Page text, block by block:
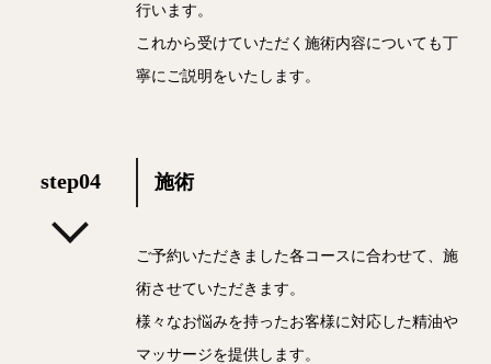
行います。
これから受けていただく施術内容についても丁
寧にご説明をいたします。
step04 施術
ご予約いただきました各コースに合わせて、施
術させていただきます。
様々なお悩みを持ったお客様に対応した精油や
マッサージを提供します。